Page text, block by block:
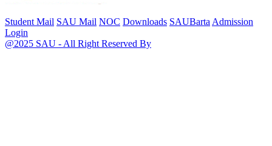
Student Mail SAU Mail NOC Downloads SAUBarta Admission
Login
@2025 SAU - All Right Reserved By